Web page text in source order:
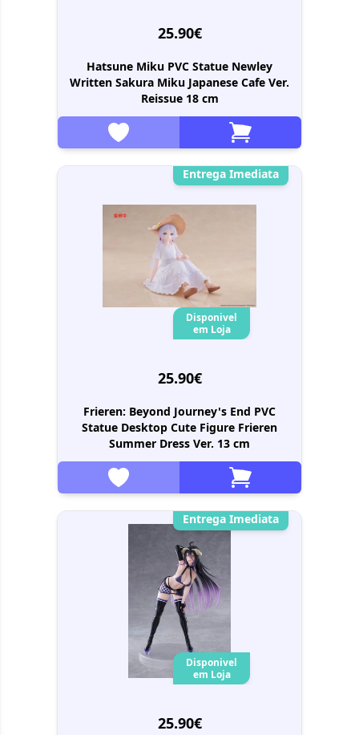
25.90€
Hatsune Miku PVC Statue Newley
Written Sakura Miku Japanese Cafe Ver.
Reissue 18 cm
Entrega Imediata
Disponivel
em Loja
25.90€
Frieren: Beyond Journey's End PVC
Statue Desktop Cute Figure Frieren
Summer Dress Ver. 13 cm
Entrega Imediata
Disponivel
em Loja
25.90€